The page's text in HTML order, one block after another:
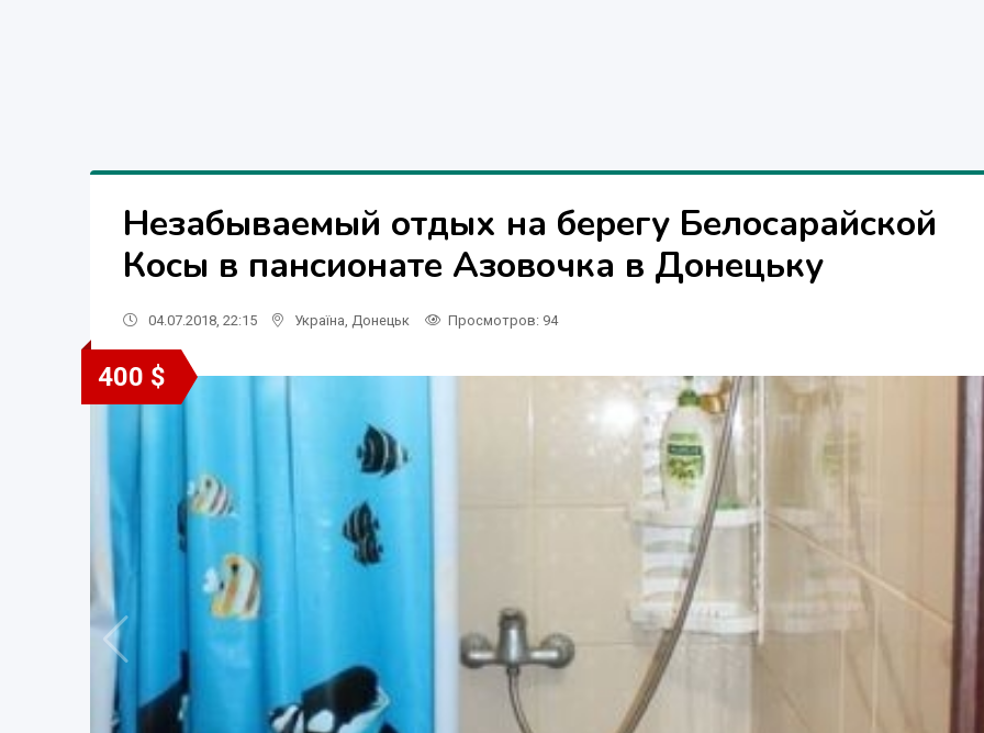
Незабываемый отдых на берегу Белосарайской
Косы в пансионате Азовочка в Донецьку
04.07.2018, 22:15 Україна Донецьк Просмотров: 94
400 $